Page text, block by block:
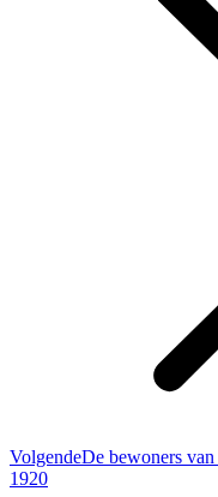
VolgendeVolgend
De bewoners
1920